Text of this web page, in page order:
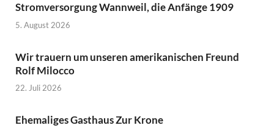
Stromversorgung Wannweil, die Anfänge 1909
5. August 2026
Wir trauern um unseren amerikanischen Freund
Rolf Milocco
22. Juli 2026
Ehemaliges Gasthaus Zur Krone